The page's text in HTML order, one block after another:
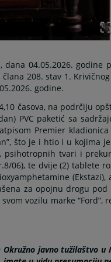
04.05.2026. godine
208. stav 1.
godine.
časova, na podrčiju
PVC paketić sa
Premier
što je i htio i u kojima
tvari i
06), te dvije (2) tablete
(Ekstazi),
za opojnu drogu
vozilu marke “Ford”,
javno tužilaštvo u